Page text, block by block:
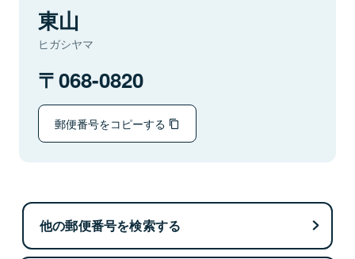
東山
ヒガシヤマ
068-0820
郵便番号をコピーする
他の郵便番号を検索する